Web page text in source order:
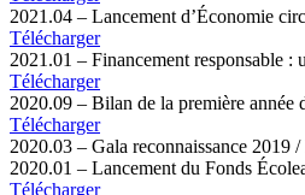
2021.04 – Lancement d’Économie
Télécharger
2021.01 – Financement responsable :
Télécharger
2020.09 – Bilan de la première année
Télécharger
2020.03 – Gala reconnaissance 2019
2020.01 – Lancement du Fonds
Télécharger